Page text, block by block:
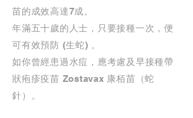
苗的成效高達7成。
年滿五十歲的人士，只要接種一次，便
可有效預防 (生蛇) 。
如你曾經患過水痘，應考慮及早接種帶
狀疱疹疫苗 Zostavax 康栢苗（蛇
針）。